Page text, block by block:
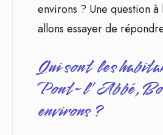
environs ? Une question à
allons essayer de
Qui sont les
Pont-l’Abbé,
environs ?